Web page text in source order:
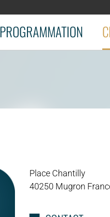
PROGRAMMATION
Place Chantilly
40250 Mugron